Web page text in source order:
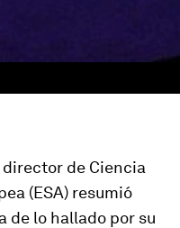
director de Ciencia
(ESA) resumió
de lo hallado por su